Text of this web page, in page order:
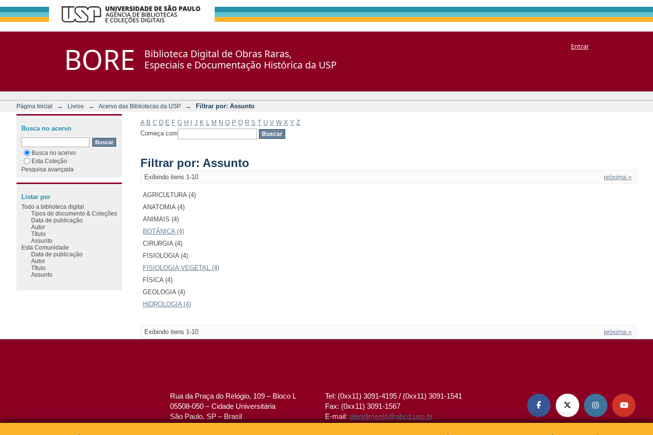
BORE
Biblioteca Digital de Obras Raras,
Especiais e Documentação Histórica da USP
Entrar
Página Inicial → Livros → Acervo das Bibliotecas da USP → Filtrar por: Assunto
A B C D E F G H J K M N O P Q R S T U V W X Y Z
Começa com
Filtrar por: Assunto
Exibindo itens 1-10 próxima »
AGRICULTURA (4)
ANATOMIA (4)
ANIMAIS (4)
BOTÂNICA (4)
CIRURGIA (4)
FISIOLOGIA (4)
FISIOLOGIA VEGETAL (4)
FÍSICA (4)
GEOLOGIA (4)
HIDROLOGIA (4)
Exibindo itens 1-10 próxima »
Busca no acervo
Busca no acervo
Esta Coleção
Pesquisa avançada
Listar por
Todo a biblioteca digital
Tipos de documento & Coleções
Data de publicação
Autor
Título
Assunto
Esta Comunidade
Data de publicação
Autor
Título
Assunto
Rua da Praça do Relógio, 109 – Bloco L
05508-050 – Cidade Universitária
São Paulo, SP – Brasil
Tel: (0xx11) 3091-4195 / (0xx11) 3091-1541
Fax: (0xx11) 3091-1567
E-mail:atendimento@abcd.usp.br
   